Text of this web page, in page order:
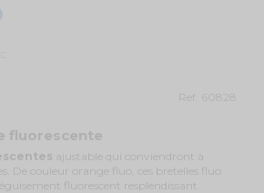
Ref. 60828
fluorescente
ajustable qui conviendront à
De couleur orange fluo, ces bretelles fluo
fluorescent resplendissant.